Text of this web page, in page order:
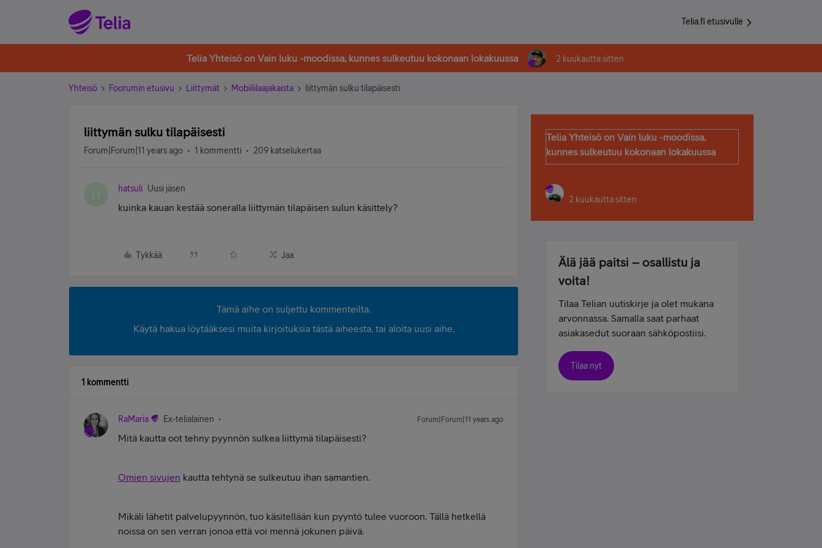
Telia.fi etusivulle
Telia Yhteisö on Vain luku -moodissa, kunnes sulkeutuu kokonaan lokakuussa 2 kuukautta sitten
Yhteisö Foorumin etusivu Liittymät Mobiililaajakaista liittymän sulku tilapäisesti
liittymän sulku tilapäisesti
Forum|Forum|11 years ago 1 kommentti 209 katselukertaa
hatsuli Uusi jäsen
kuinka kauan kestää soneralla liittymän tilapäisen sulun käsittely?
Tykkää Jaa
Tämä aihe on suljettu kommenteilta.
Käytä hakua löytääksesi muita kirjoituksia tästä aiheesta, tai aloita uusi aihe.
1 kommentti
RaMaria Ex-telialainen Forum|Forum|11 years ago
Mitä kautta oot tehny pyynnön sulkea liittymä tilapäisesti?
Omien sivujen kautta tehtynä se sulkeutuu ihan samantien.
Mikäli lähetit palvelupyynnön, tuo käsitellään kun pyyntö tulee vuoroon. Tällä hetkellä
noissa on sen verran jonoa että voi mennä jokunen päivä.
Telia Yhteisö on Vain luku -moodissa,
kunnes sulkeutuu kokonaan lokakuussa
2 kuukautta sitten
Älä jää paitsi – osallistu ja
voita!
Tilaa Telian uutiskirje ja olet mukana
arvonnassa. Samalla saat parhaat
asiakasedut suoraan sähköpostiisi.
Tilaa nyt